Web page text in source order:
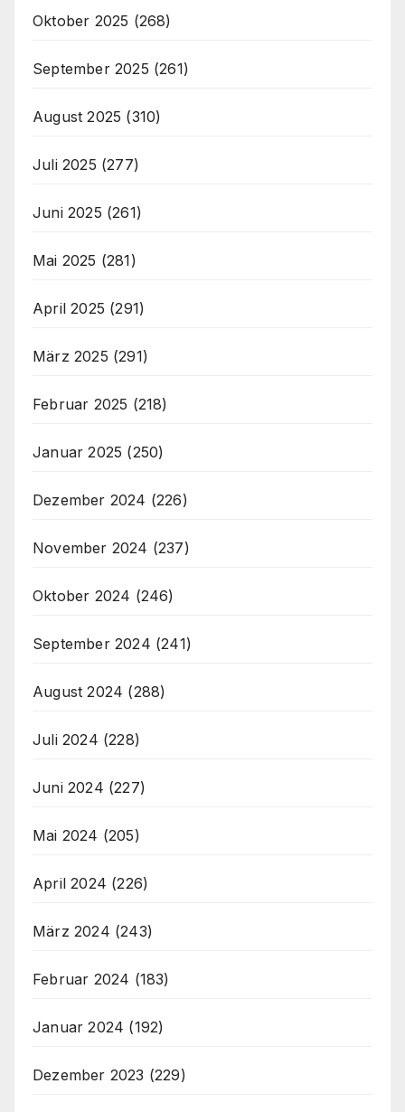
Oktober 2025 (268)
September 2025 (261)
August 2025 (310)
Juli 2025 (277)
Juni 2025 (261)
Mai 2025 (281)
April 2025 (291)
März 2025 (291)
Februar 2025 (218)
Januar 2025 (250)
Dezember 2024 (226)
November 2024 (237)
Oktober 2024 (246)
September 2024 (241)
August 2024 (288)
Juli 2024 (228)
Juni 2024 (227)
Mai 2024 (205)
April 2024 (226)
März 2024 (243)
Februar 2024 (183)
Januar 2024 (192)
Dezember 2023 (229)